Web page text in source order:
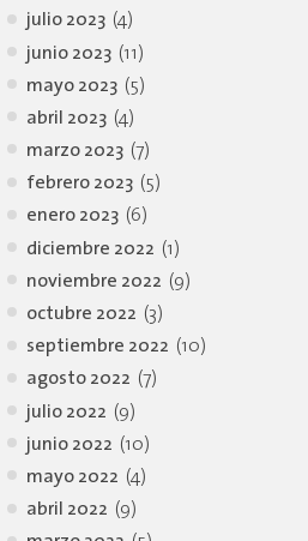
julio 2023 (4)
junio 2023 (11)
mayo 2023 (5)
abril 2023 (4)
marzo 2023 (7)
febrero 2023 (5)
enero 2023 (6)
diciembre 2022 (1)
noviembre 2022 (9)
octubre 2022 (3)
septiembre 2022 (10)
agosto 2022 (7)
julio 2022 (9)
junio 2022 (10)
mayo 2022 (4)
abril 2022 (9)